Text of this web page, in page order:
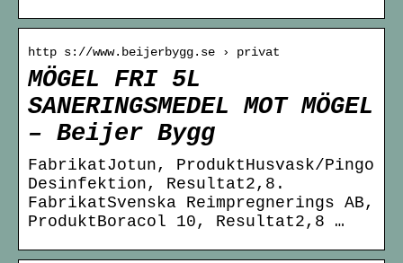
http s://www.beijerbygg.se › privat
MÖGEL FRI 5L
SANERINGSMEDEL MOT MÖGEL
– Beijer Bygg
FabrikatJotun, ProduktHusvask/Pingo
Desinfektion, Resultat2,8.
FabrikatSvenska Reimpregnerings AB,
ProduktBoracol 10, Resultat2,8 …